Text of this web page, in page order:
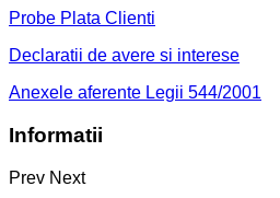
Probe Plata Clienti
Declaratii de avere si interese
Anexele aferente Legii 544/2001
Informatii
Prev Next